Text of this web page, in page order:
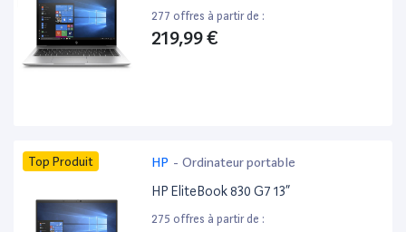
277 offres à partir de :
219,99 €
Top Produit HP - Ordinateur portable
HP EliteBook 830 G7 13”
275 offres à partir de :